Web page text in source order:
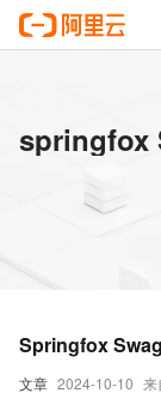
springfox
文章 2024-10-10 来
Springfox